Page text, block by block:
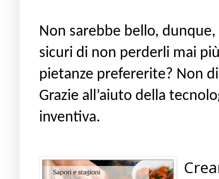
Non sarebbe bello,
sicuri di non perderli mai
pietanze prefererite? Non
Grazie all’aiuto della
inventiva.